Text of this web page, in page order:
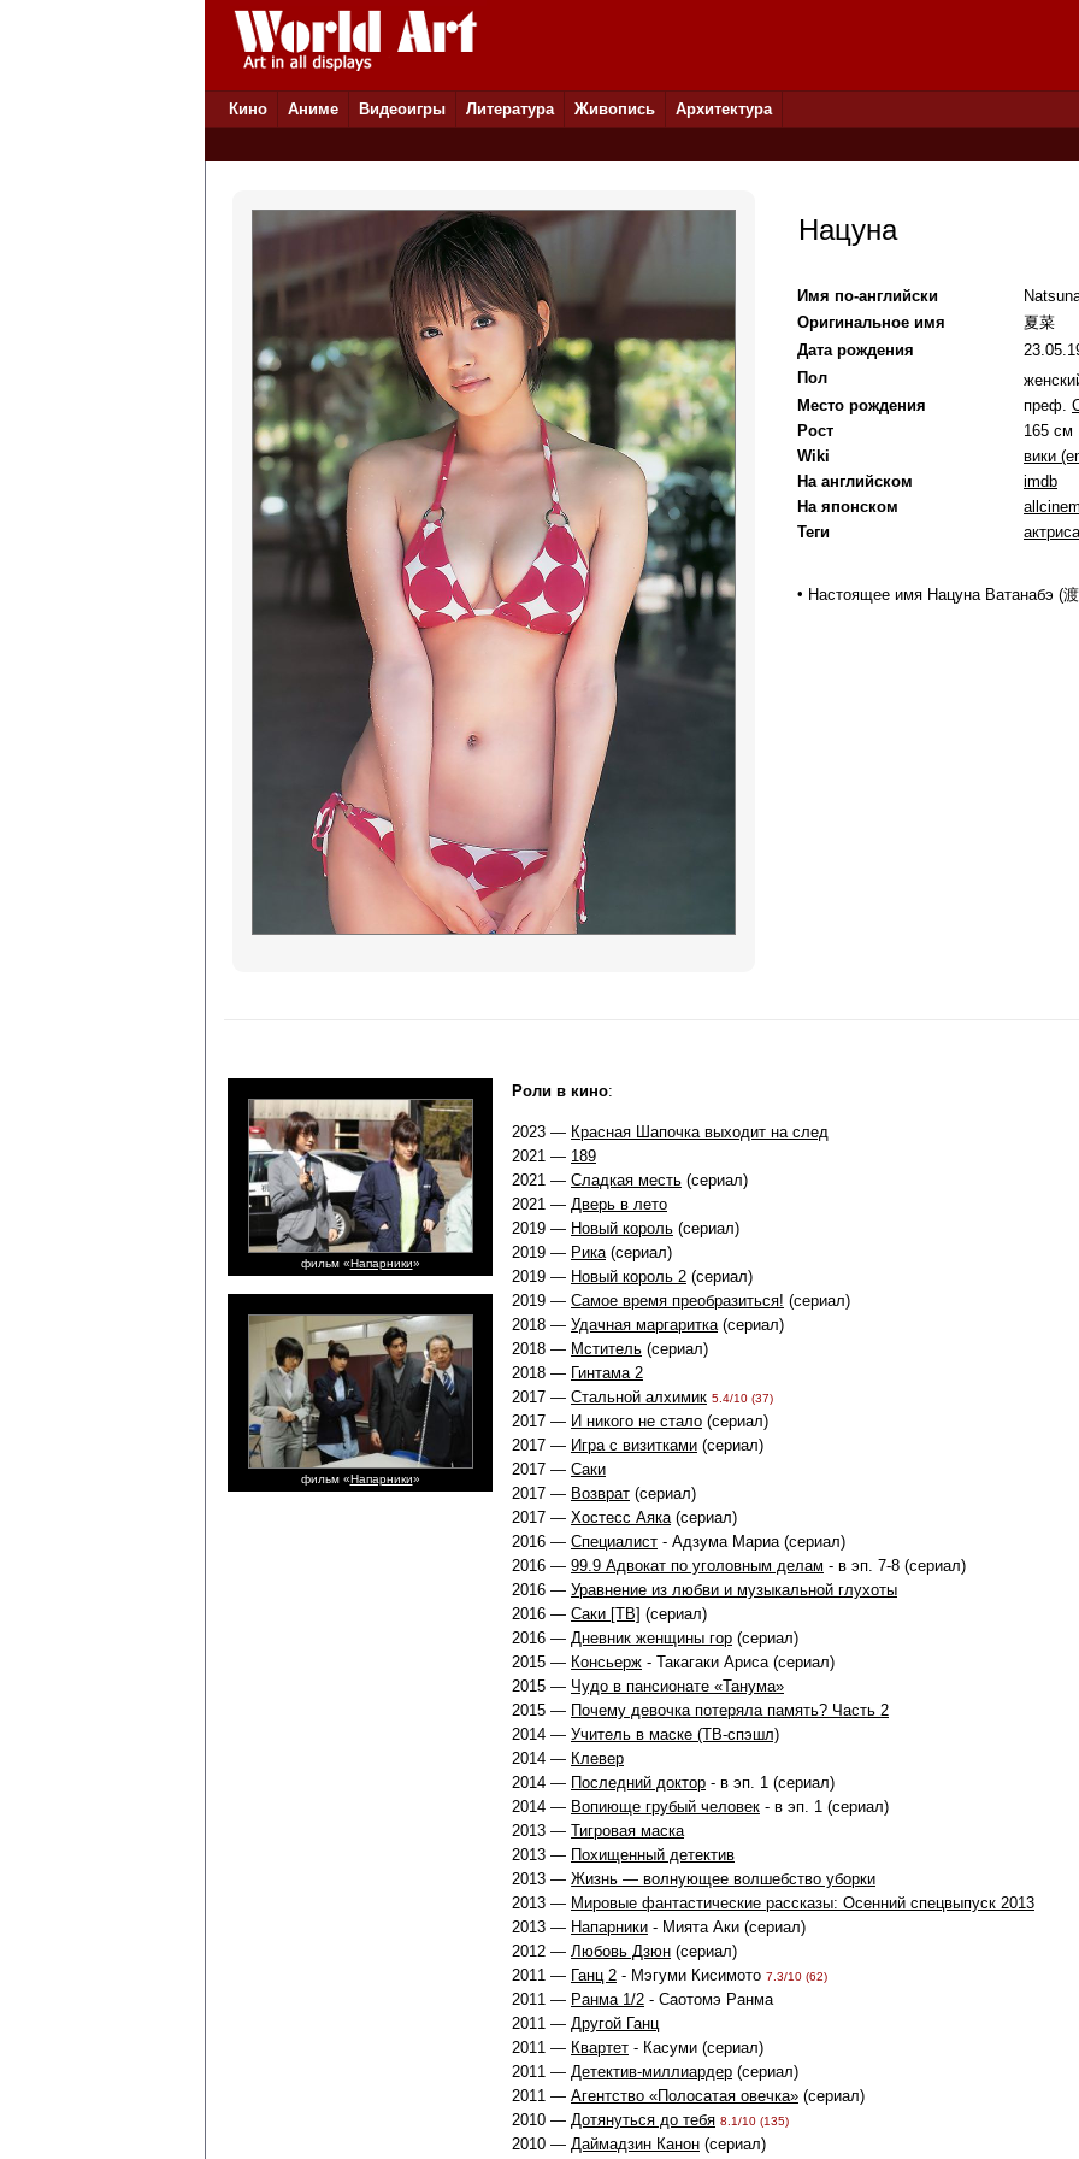
Кино Аниме Видеоигры Литература Живопись Архитектура
Нацуна
Имя по-английски
Оригинальное имя
夏菜
Дата рождения
Пол
Место рождения
преф.
Рост
165 см
Wiki
вики
На английском
imdb
На японском
Теги
актриса
• Настоящее имя Нацуна Ватанабэ (
фильм «Напарники»
фильм «Напарники»
Роли в кино:
2023 — Красная Шапочка выходит на след
2021 — 189
2021 — Сладкая месть (сериал)
2021 — Дверь в лето
2019 — Новый король (сериал)
2019 — Рика(сериал)
2019 — Новый король 2 (сериал)
2019 — Самое время преобразиться! (сериал)
2018 — Удачная маргаритка(сериал)
2018 — Мститель (сериал)
2018 — Гинтама 2
2017 — Стальной алхимик 5.4/10 (37)
2017 — И никого не стало (сериал)
2017 — Игра с визитками (сериал)
2017 — Саки
2017 — Возврат (сериал)
2017 — Хостесс Аяка(сериал)
2016 — Специалист - Адзума Мариа (сериал)
2016 — 99.9 Адвокат по уголовным делам - в эп. 7-8 (сериал)
2016 — Уравнение из любви и музыкальной глухоты
2016 — Саки [ТВ] (сериал)
2016 — Дневник женщины гор (сериал)
2015 — Консьерж - Такагаки Ариса (сериал)
2015 — Чудо в пансионате «Танума»
2015 — Почему девочка потеряла память? Часть 2
2014 — Учитель в маске (ТВ-спэшл)
2014 — Клевер
2014 — Последний доктор - в эп. 1 (сериал)
2014 — Вопиюще грубый человек - в эп. 1 (сериал)
2013 — Тигровая маска
2013 — Похищенный детектив
2013 — Жизнь — волнующее волшебство уборки
2013 — Мировые фантастические рассказы: Осенний спецвыпуск 2013
2013 — Напарники - Мията Аки (сериал)
2012 — Любовь Дзюн (сериал)
2011 — Ганц 2 - Мэгуми Кисимото 7.3/10 (62)
2011 — Ранма 1/2 - Саотомэ Ранма
2011 — Другой Ганц
2011 — Квартет - Касуми (сериал)
2011 — Детектив-миллиардер (сериал)
2011 — Агентство «Полосатая овечка» (сериал)
2010 — Дотянуться до тебя 8.1/10 (135)
2010 — Даймадзин Канон (сериал)